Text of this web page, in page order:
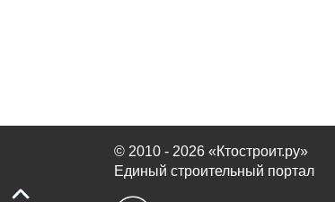
© 2010 - 2026 «Ктостроит.ру»
Единый строительный портал